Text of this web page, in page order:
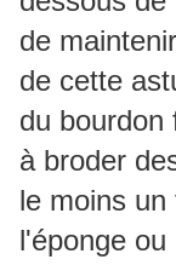
de
de cette
du bourdon
à broder
le moins
l'éponge ou